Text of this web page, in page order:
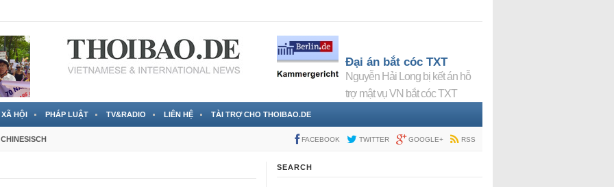
Đại án bắt cóc TXT
Nguyễn Hải Long bị kết án hỗ
trợ mật vụ VN bắt cóc TXT
XÃ HỘI PHÁP LUẬT TV&RADIO LIÊN HỆ TÀI TRỢ CHO THOIBAO.DE
CHINESISCH FACEBOOK TWITTER GOOGLE+ RSS
SEARCH